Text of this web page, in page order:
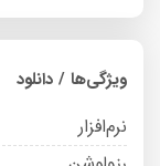
ویژگی‌ها / دانلود
نرم‌افزار